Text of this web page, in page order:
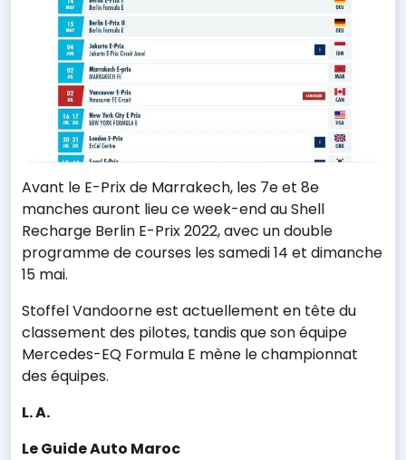
Avant le E-Prix de Marrakech, les 7e et 8e
manches auront lieu ce week-end au Shell
Recharge Berlin E-Prix 2022, avec un double
programme de courses les samedi 14 et dimanche
15 mai.
Stoffel Vandoorne est actuellement en tête du
classement des pilotes, tandis que son équipe
Mercedes-EQ Formula E mène le championnat
des équipes.
L. A.
Le Guide Auto Maroc